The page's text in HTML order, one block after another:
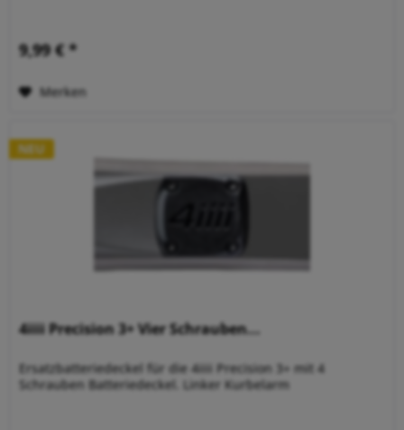
9,99 € *
Merken
NEU
4iiii Precision 3+ Vier Schrauben...
Ersatzbatteriedeckel für die 4iiii Precision 3+ mit 4
Schrauben Batteriedeckel. Linker Kurbelarm